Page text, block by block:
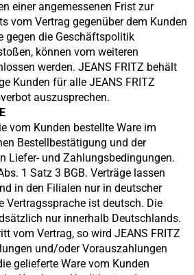
einer angemessenen Frist zur
vom Vertrag gegenüber dem Kunden
gegen die Geschäftspolitik
können vom weiteren
werden. JEANS FRITZ behält
Kunden für alle JEANS FRITZ
auszusprechen.
vom Kunden bestellte Ware im
Bestellbestätigung und der
Liefer- und Zahlungsbedingungen.
1 Satz 3 BGB. Verträge lassen
in den Filialen nur in deutscher
Vertragssprache ist deutsch. Die
nur innerhalb Deutschlands.
vom Vertrag, so wird JEANS FRITZ
und/oder Vorauszahlungen
gelieferte Ware vom Kunden